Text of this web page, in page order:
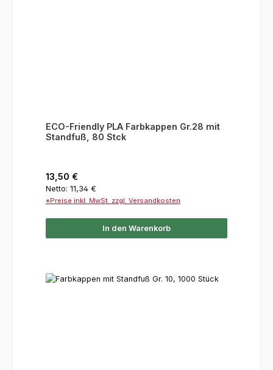
ECO-Friendly PLA Farbkappen Gr.28 mit
Standfuß, 80 Stck
Regulärer Preis:
13,50 €
Netto: 11,34 €
*Preise inkl. MwSt. zzgl. Versandkosten
In den Warenkorb